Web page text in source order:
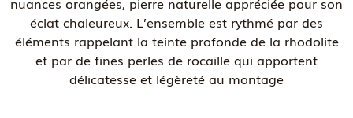
éclat chaleureux. L’ensemble est rythmé par des
éléments rappelant la teinte profonde de la rhodolite
et par de fines perles de rocaille qui apportent
délicatesse et légèreté au montage